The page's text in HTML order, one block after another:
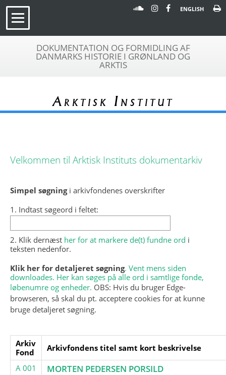
ENGLISH
DOKUMENTATION OG FORMIDLING AF
DANMARKS HISTORIE I GRØNLAND OG
ARKTIS
Arktisk Institut
Velkommen til Arktisk Instituts dokumentarkiv
Simpel søgningi arkivfondenes overskrifter
1. Indtast søgeord i feltet:
2. Klik dernæst her for at markere de(t) fundne ord i
teksten nedenfor.
Klik her for detaljeret søgning. Vent mens siden
downloades. Her kan søges på alle ord i samtlige fonde,
løbenumre og enheder. OBS: Hvis du bruger Edge-
browseren, så skal du pt. acceptere cookies for at kunne
bruge detaljeret søgning.
Arkiv
Fond
Arkivfondens titel samt kort beskrivelse
A 001
MORTEN PEDERSEN PORSILD